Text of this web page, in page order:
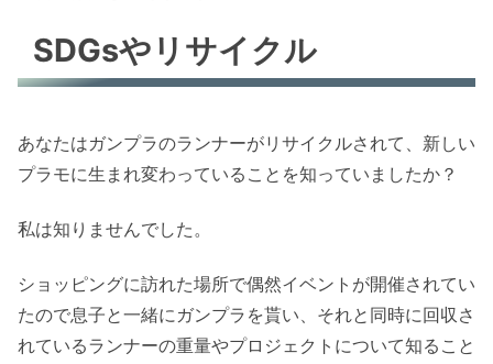
SDGsやリサイクル
あなたはガンプラのランナーがリサイクルされて、新しい
プラモに生まれ変わっていることを知っていましたか？
私は知りませんでした。
ショッピングに訪れた場所で偶然イベントが開催されてい
たので息子と一緒にガンプラを貰い、それと同時に回収さ
れているランナーの重量やプロジェクトについて知ること